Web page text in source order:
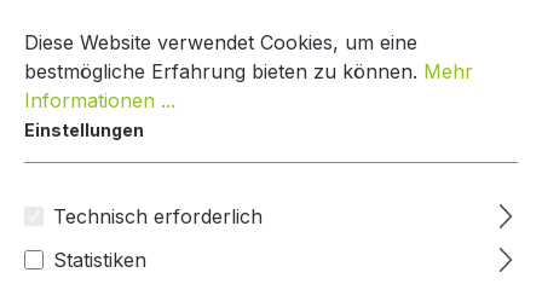
Paketkasten Nature Line
Mypaketkasten
Diese Website verwendet Cookies, um eine
bestmögliche Erfahrung bieten zu können. Mehr
Informationen ...
Einstellungen
Technisch erforderlich
Statistiken